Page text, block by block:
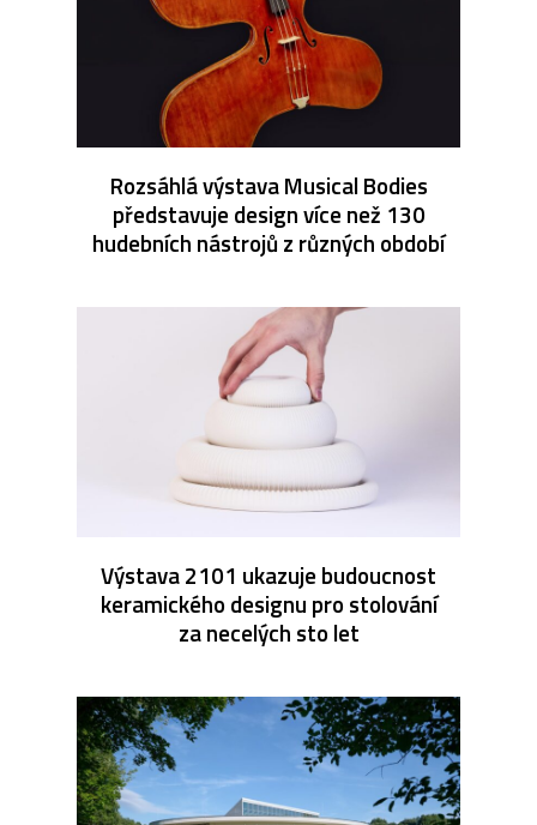
Rozsáhlá výstava Musical Bodies
představuje design více než 130
hudebních nástrojů z různých období
Výstava 2101 ukazuje budoucnost
keramického designu pro stolování
za necelých sto let